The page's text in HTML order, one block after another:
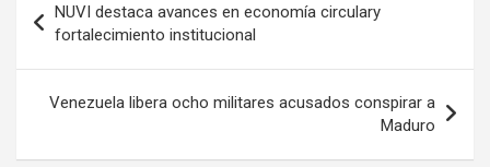
de
entradas
NUVI destaca avances en economía circulary
fortalecimiento institucional
Venezuela libera ocho militares acusados conspirar a
Maduro